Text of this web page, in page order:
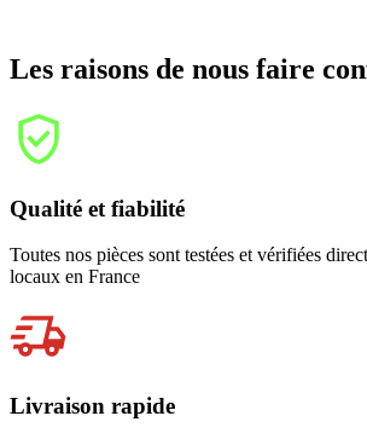
Les raisons de nous faire
Qualité et fiabilité
Toutes nos pièces sont testées et vérifiées
locaux en France
Livraison rapide